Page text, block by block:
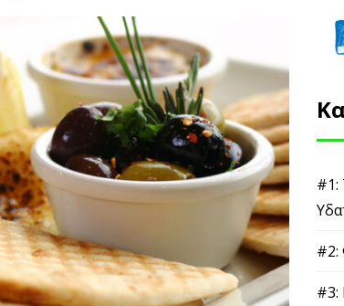
#1:
Δωρεάν Μίνι-Οδηγός
Απώλειας Βάρους